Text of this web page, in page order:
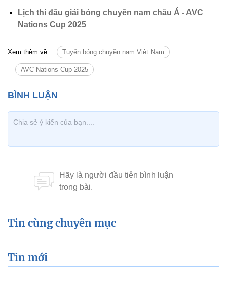
Lịch thi đấu giải bóng chuyền nam châu Á - AVC
Nations Cup 2025
Xem thêm về: Tuyển bóng chuyền nam Việt Nam
AVC Nations Cup 2025
Tin cùng chuyên mục
Tin mới